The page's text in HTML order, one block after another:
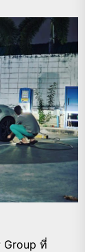
ที่